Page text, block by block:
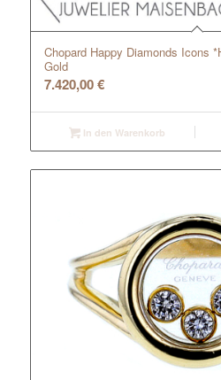
Chopard Happy Diamonds Icons
Gold
7.420,00€
In den Warenkorb